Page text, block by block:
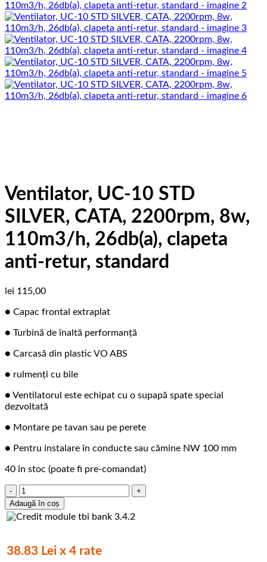
Ventilator, UC-10 STD
SILVER, CATA, 2200rpm, 8w,
110m3/h, 26db(a), clapeta
anti-retur, standard
lei 115,00
● Capac frontal extraplat
● Turbină de înaltă performanță
● Carcasă din plastic VO ABS
● rulmenți cu bile
● Ventilatorul este echipat cu o supapă spate special
dezvoltată
● Montare pe tavan sau pe perete
● Pentru instalare în conducte sau cămine NW 100 mm
40 în stoc (poate fi pre-comandat)
Cantitate
Ventilator,
UC-
SILVER,
CATA,
Adaugă în coș
38.83 Lei x 4 rate